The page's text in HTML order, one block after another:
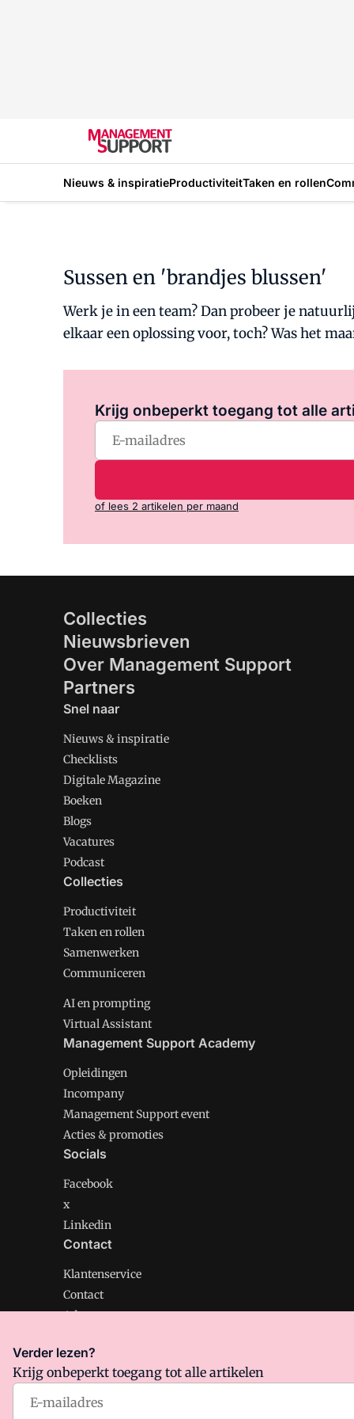
Nieuws & inspiratieProductiviteitTaken en rollen
Sussen en 'brandjes blussen'
Werk je in een team? Dan probeer je
elkaar een oplossing voor, toch? Was het
Krijg onbeperkt toegang tot alle
of lees 2 artikelen per maand
Collecties
Nieuwsbrieven
Over Management Support
Partners
Snel naar
Nieuws & inspiratie
Checklists
Digitale Magazine
Boeken
Blogs
Vacatures
Podcast
Collecties
Productiviteit
Taken en rollen
Samenwerken
Communiceren
AI en prompting
Virtual Assistant
Management Support Academy
Opleidingen
Incompany
Management Support event
Acties & promoties
Socials
Facebook
x
Linkedin
Contact
Klantenservice
Contact
Adverteren
Management Support is onderdeel van VMN media.
Algemene Voorwaarden
Verder lezen?
Krijg onbeperkt toegang tot alle artikelen